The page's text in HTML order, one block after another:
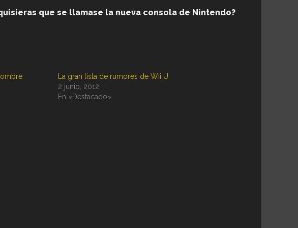
que se llamase la nueva consola de Nintendo?
La gran lista de rumores de Wii U
2 junio, 2012
En «Destacado»